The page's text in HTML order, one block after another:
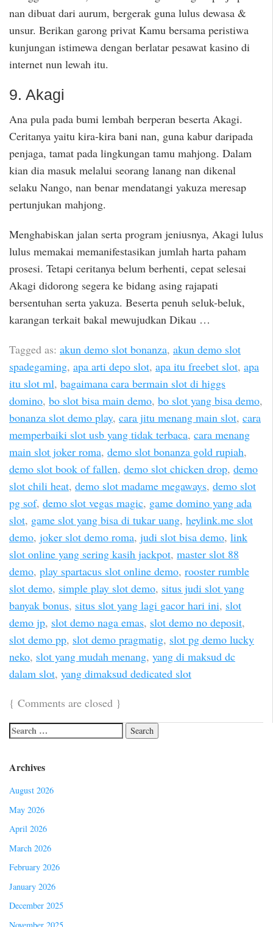
nan dibuat dari aurum, bergerak guna lulus dewasa &
unsur. Berikan garong privat Kamu bersama peristiwa
kunjungan istimewa dengan berlatar pesawat kasino di
internet nun lewah itu.
9. Akagi
Ana pula pada bumi lembah berperan beserta Akagi.
Ceritanya yaitu kira-kira bani nan, guna kabur daripada
penjaga, tamat pada lingkungan tamu mahjong. Dalam
kian dia masuk melalui seorang lanang nan dikenal
selaku Nango, nan benar mendatangi yakuza meresap
pertunjukan mahjong.
Menghabiskan jalan serta program jeniusnya, Akagi lulus
lulus memakai memanifestasikan jumlah harta paham
prosesi. Tetapi ceritanya belum berhenti, cepat selesai
Akagi didorong segera ke bidang asing rajapati
bersentuhan serta yakuza. Beserta penuh seluk-beluk,
karangan terkait bakal mewujudkan Dikau …
Tagged as: akun demo slot bonanza, akun demo slot
spadegaming, apa arti depo slot, apa itu freebet slot, apa
itu slot ml, bagaimana cara bermain slot di higgs
domino, bo slot bisa main demo, bo slot yang bisa demo,
bonanza slot demo play, cara jitu menang main slot, cara
memperbaiki slot usb yang tidak terbaca, cara menang
main slot joker roma, demo slot bonanza gold rupiah,
demo slot book of fallen, demo slot chicken drop, demo
slot chili heat, demo slot madame megaways, demo slot
pg sof, demo slot vegas magic, game domino yang ada
slot, game slot yang bisa di tukar uang, heylink.me slot
demo, joker slot demo roma, judi slot bisa demo, link
slot online yang sering kasih jackpot, master slot 88
demo, play spartacus slot online demo, rooster rumble
slot demo, simple play slot demo, situs judi slot yang
banyak bonus, situs slot yang lagi gacor hari ini, slot
demo jp, slot demo naga emas, slot demo no deposit,
slot demo pp, slot demo pragmatig, slot pg demo lucky
neko, slot yang mudah menang, yang di maksud dc
dalam slot, yang dimaksud dedicated slot
{ Comments are closed }
Archives
August 2026
May 2026
April 2026
March 2026
February 2026
January 2026
December 2025